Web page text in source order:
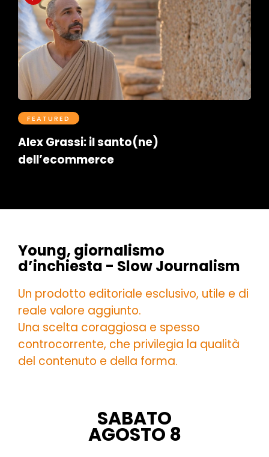
FEATURED
Alex Grassi: il santo(ne)
dell’ecommerce
Young, giornalismo
d’inchiesta - Slow Journalism
Un prodotto editoriale esclusivo, utile e di
reale valore aggiunto.
Una scelta coraggiosa e spesso
controcorrente, che privilegia la qualità
del contenuto e della forma.
SABATO
AGOSTO 8